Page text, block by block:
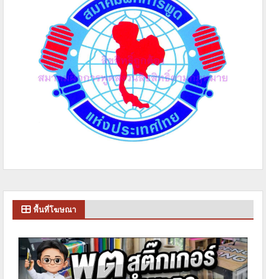
พื้นที่โฆษณา